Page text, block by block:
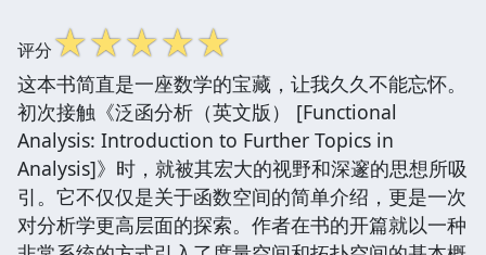
评分☆☆☆☆☆
这本书简直是一座数学的宝藏，让我久久不能忘怀。
初次接触《泛函分析（英文版） [Functional
Analysis: Introduction to Further Topics in
Analysis]》时，就被其宏大的视野和深邃的思想所吸
引。它不仅仅是关于函数空间的简单介绍，更是一次
对分析学更高层面的探索。作者在书的开篇就以一种